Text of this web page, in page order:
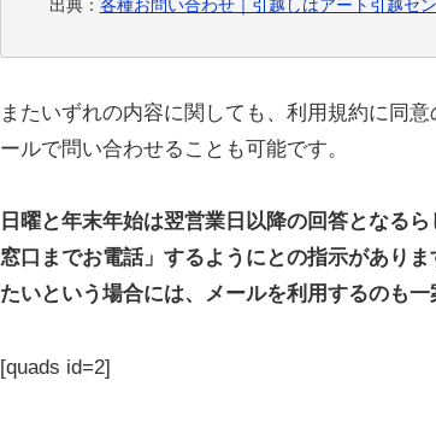
出典： 各種お問い合わせ｜引越しはアート引越セン
またいずれの内容に関しても、利用規約に同意
ールで問い合わせることも可能です。
日曜と年末年始は翌営業日以降の回答となる
窓口までお電話」するようにとの指示があり
たいという場合には、メールを利用するのも一
[quads id=2]